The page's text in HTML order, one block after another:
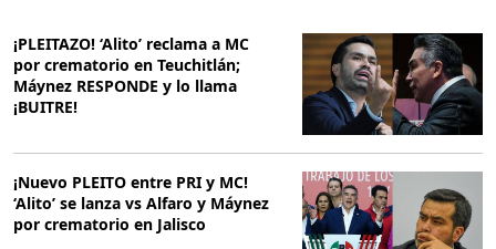
¡PLEITAZO! ‘Alito’ reclama a MC
por crematorio en Teuchitlán;
Máynez RESPONDE y lo llama
¡BUITRE!
¡Nuevo PLEITO entre PRI y MC!
‘Alito’ se lanza vs Alfaro y Máynez
por crematorio en Jalisco